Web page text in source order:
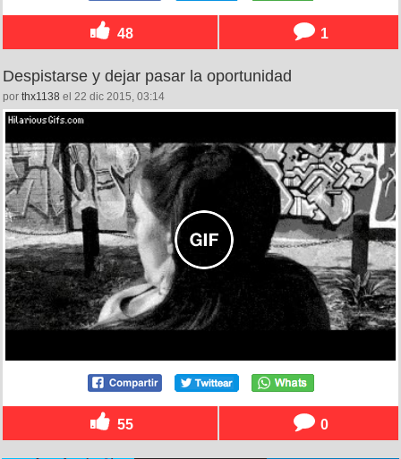
48 1
Despistarse y dejar pasar la oportunidad
por thx1138 el 22 dic 2015, 03:14
55 0